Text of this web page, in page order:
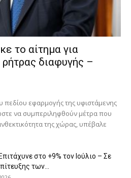
το αίτημα για
διαφυγής –
πεδίου εφαρμογής της υφιστάμενης
να συμπεριληφθούν μέτρα που
της χώρας, υπέβαλε
στο +9% τον Ιούλιο – Σε
των...